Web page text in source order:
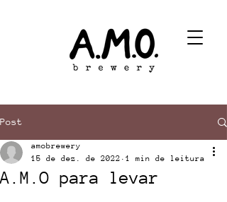
Post
A.M.O para levar
amobrewery
15 de dez. de 2022
1 min de leitura